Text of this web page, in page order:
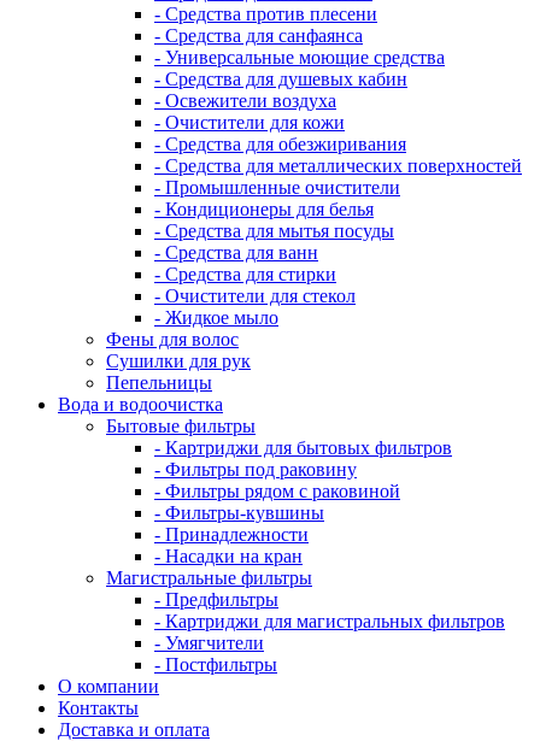
- Средства против плесени
- Средства для санфаянса
- Универсальные моющие средства
- Средства для душевых кабин
- Освежители воздуха
- Очистители для кожи
- Средства для обезжиривания
- Средства для металлических поверхностей
- Промышленные очистители
- Кондиционеры для белья
- Средства для мытья посуды
- Средства для ванн
- Средства для стирки
- Очистители для стекол
- Жидкое мыло
Фены для волос
Сушилки для рук
Пепельницы
Вода и водоочистка
Бытовые фильтры
- Картриджи для бытовых фильтров
- Фильтры под раковину
- Фильтры рядом с раковиной
- Фильтры-кувшины
- Принадлежности
- Насадки на кран
Магистральные фильтры
- Предфильтры
- Картриджи для магистральных фильтров
- Умягчители
- Постфильтры
О компании
Контакты
Доставка и оплата